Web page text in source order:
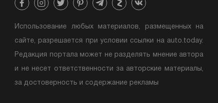
Использование любых материалов, размещенных на
сайте, разрешается при условии ссылки на auto.today.
Редакция портала может не разделять мнение автора
и не несет ответственности за авторские материалы,
за достоверность и содержание рекламы